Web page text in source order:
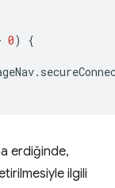
0)
{
.
erdiğinde,
ilgili